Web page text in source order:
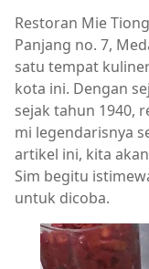
Restoran Mie
Panjang no. 7,
satu tempat
kota ini. Dengan
sejak tahun 1940,
mi legendarisnya
artikel ini, kita
Sim begitu
untuk dicoba.